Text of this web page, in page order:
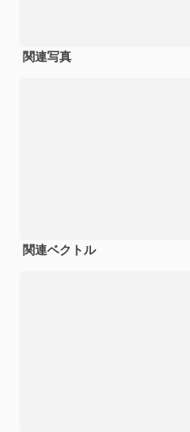
関連写真
関連ベクトル